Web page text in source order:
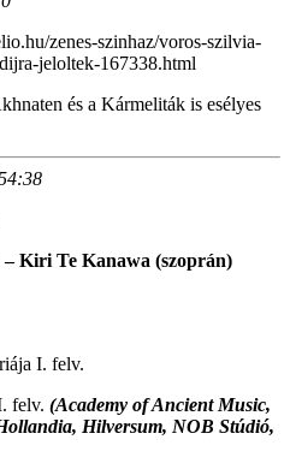
zenes-szinhaz/voros-szilvia-
jeloltek-167338.html
és a Kármeliták is esélyes
Kiri Te Kanawa (szoprán)
I. felv.
felv. (Academy of Ancient Music,
Hilversum, NOB Stúdió,